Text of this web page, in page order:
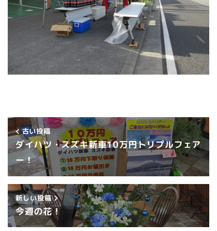
古い投稿
ダイハツ・スズキ新車10万円トリプルフェア
ー！
新しい投稿
今週の花！